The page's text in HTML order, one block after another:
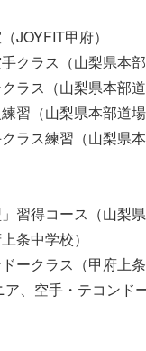
甲府）
ラス（山梨県本部
ス（山梨県本部道
（山梨県本部道場
ス練習（山梨県本
得コース（山梨県
中学校）
クラス（甲府上条
、空手・テコンド